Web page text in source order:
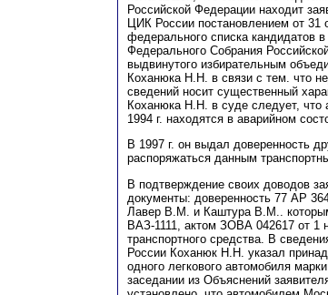
Российской Федерации находит
ЦИК России постановлением от 31
федерального списка кандидатов
Федерального Собрания
выдвинутого избирательным
Коханюка Н.Н. в связи с тем. что
сведений носит существенный
Коханюка Н.Н. в суде следует, что
1994 г. находятся в аварийном
В 1997 г. он выдал доверенность
распоряжаться данным
В подтверждение своих доводов
документы: доверенность 77 АР
Лавер В .М. и Каштура В .М..
ВАЗ-1111, актом ЗОВА 042617 от 1
транспортного средства. В
России Коханюк Н.Н. указал
одного легкового автомобиля
заседании из Объяснений